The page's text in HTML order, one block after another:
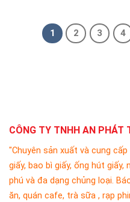
1 2 3 4
CÔNG TY TNHH AN PHÁT
"Chuyên sản xuất và cung
giấy, bao bì giấy, ống hút giấy,
phú và đa dạng chủng loại.
ăn, quán cafe, trà sữa , rạp